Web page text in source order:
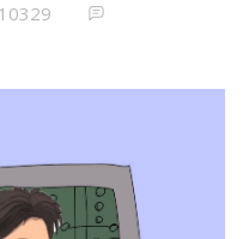
10329